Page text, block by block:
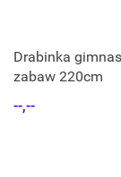
Drabinka
zabaw 220cm
--,--